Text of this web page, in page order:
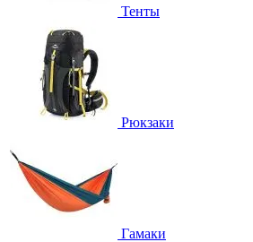
Тенты
Рюкзаки
Гамаки